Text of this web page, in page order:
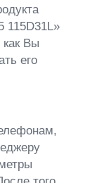
115D31L»
как Вы
его